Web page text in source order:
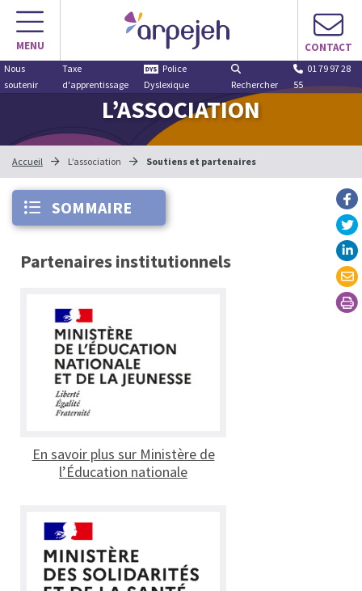
MENU CONTACT
Nous
soutenir
Taxe
d'apprentissage
Police
Dyslexique
Rechercher
01 79 97 28
55
L’ASSOCIATION
Accueil L’association Soutiens et partenaires
SOMMAIRE
Partenaires institutionnels
En savoir plus sur Ministère de
l’Éducation nationale